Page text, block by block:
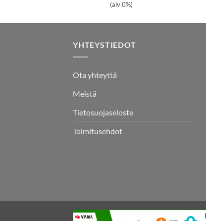
(alv 0%)
YHTEYSTIEDOT
Ota yhteyttä
Meistä
Tietosuojaseloste
Toimitusehdot